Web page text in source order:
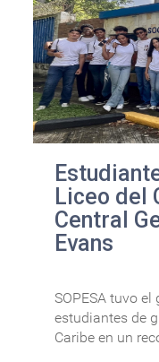
Liceo del
Central
Evans
SOPESA tuvo
estudiantes de
Caribe en un